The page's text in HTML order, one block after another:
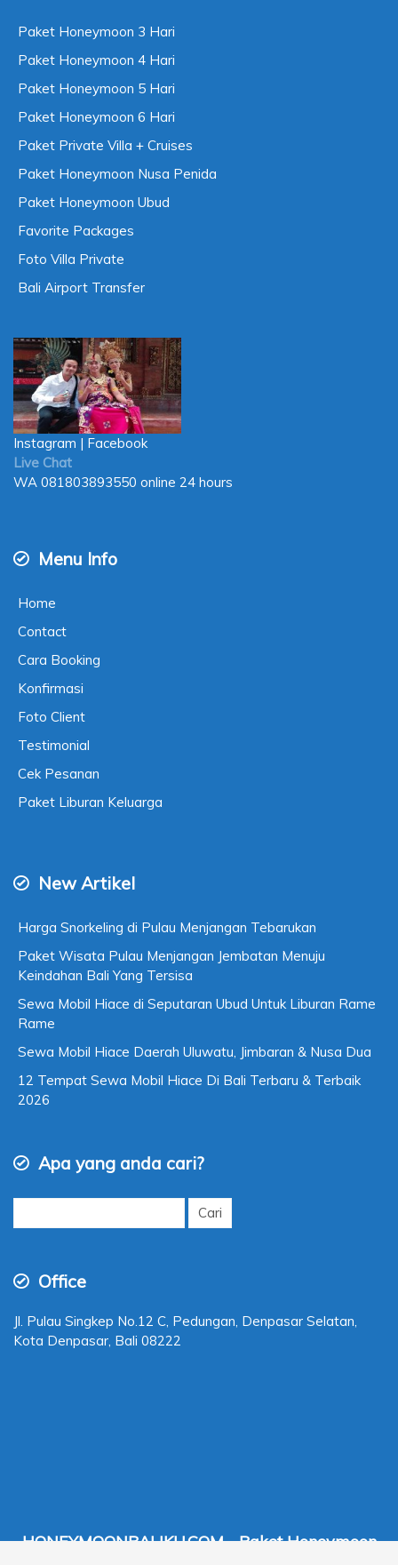
Paket Honeymoon 3 Hari
Paket Honeymoon 4 Hari
Paket Honeymoon 5 Hari
Paket Honeymoon 6 Hari
Paket Private Villa + Cruises
Paket Honeymoon Nusa Penida
Paket Honeymoon Ubud
Favorite Packages
Foto Villa Private
Bali Airport Transfer
Instagram | Facebook
Live Chat
WA 081803893550 online 24 hours
Menu Info
Home
Contact
Cara Booking
Konfirmasi
Foto Client
Testimonial
Cek Pesanan
Paket Liburan Keluarga
New Artikel
Harga Snorkeling di Pulau Menjangan Tebarukan
Paket Wisata Pulau Menjangan Jembatan Menuju
Keindahan Bali Yang Tersisa
Sewa Mobil Hiace di Seputaran Ubud Untuk Liburan Rame
Rame
Sewa Mobil Hiace Daerah Uluwatu, Jimbaran & Nusa Dua
12 Tempat Sewa Mobil Hiace Di Bali Terbaru & Terbaik
2026
Apa yang anda cari?
Cari
Office
Jl. Pulau Singkep No.12 C, Pedungan, Denpasar Selatan,
Kota Denpasar, Bali 08222
HONEYMOONBALIKU.COM - Paket Honeymoon